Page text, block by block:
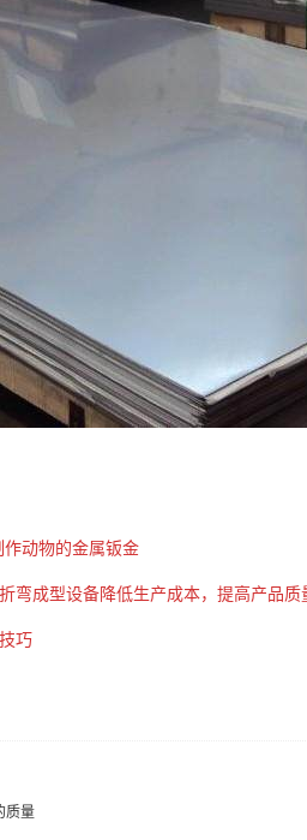
动物的金属钣金
弯成型设备降低生产成本，提高产品质
巧
质量